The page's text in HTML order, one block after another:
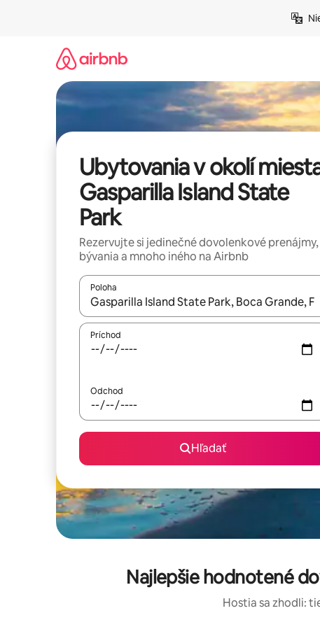
Ubytovania v okolí
Gasparilla Island State
Park
Rezervujte si jedinečné dovolenkové prenájmy,
bývania a mnoho iného na Airbnb
Poloha
Keď budú výsledky k dispozícii, môžete si ich
Príchod
Odchod
Hľadať
Najlepšie hodnotené
Hostia sa zhodli: